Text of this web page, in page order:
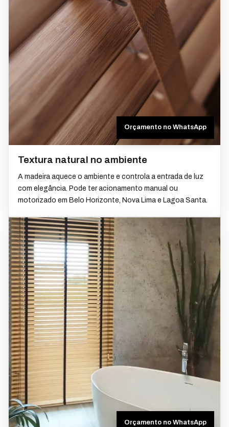
Textura natural no ambiente
A madeira aquece o ambiente e controla a entrada de luz
com elegância. Pode ter acionamento manual ou
motorizado em Belo Horizonte, Nova Lima e Lagoa Santa.
Orçamento no WhatsApp
Orçamento no WhatsApp